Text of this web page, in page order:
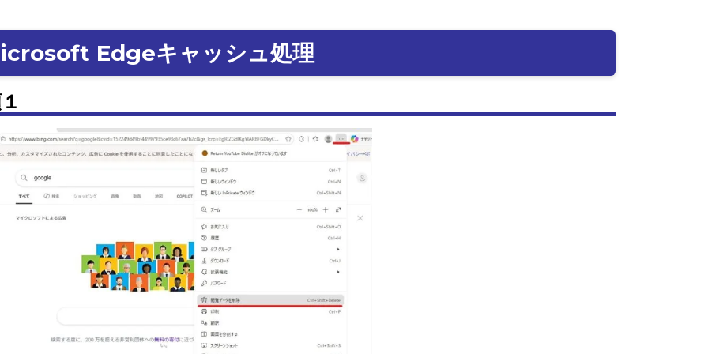
Edgeキャッシュ処理